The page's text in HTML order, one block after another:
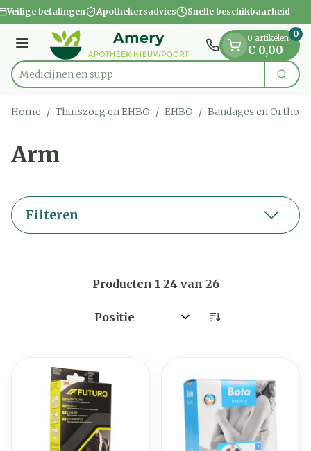
Ga naar de inhoud
1 van 1
Veilige betalingen Apothekersadvies Snelle beschikbaarheid
Menu
Product, merk, categorie... Zoek
0 artikelen
€ 0,00
0
Home / Thuiszorg en EHBO / EHBO / Bandages en
Arm
Filteren
Producten 1-24 van 26
Sorteer op: